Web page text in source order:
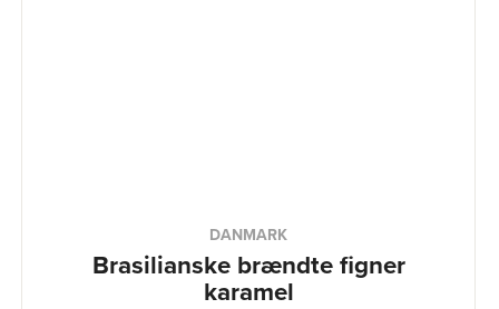
DANMARK
Brasilianske brændte figner
karamel